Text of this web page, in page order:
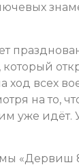
всех
на то,
уже идёт.
«Дервиш